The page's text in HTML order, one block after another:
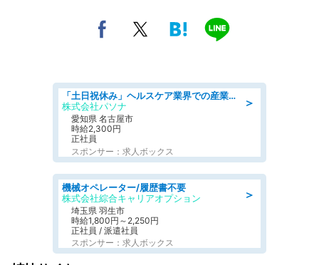
＞
「土日祝休み」ヘルスケア業界での産業保健師業務/看護師/高時給/未経験OK/要資格:正看護師
株式会社パソナ
愛知県 名古屋市
時給2,300円
正社員
スポンサー：求人ボックス
＞
機械オペレーター/履歴書不要
株式会社綜合キャリアオプション
埼玉県 羽生市
時給1,800円～2,250円
正社員 / 派遣社員
スポンサー：求人ボックス